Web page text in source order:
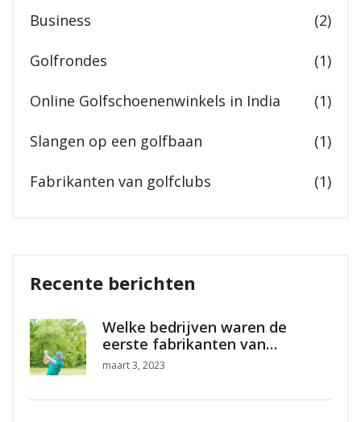
Business (2)
Golfrondes (1)
Online Golfschoenenwinkels in India (1)
Slangen op een golfbaan (1)
Fabrikanten van golfclubs (1)
Recente berichten
Welke bedrijven waren de
eerste fabrikanten van
golfclubs?
maart 3, 2023